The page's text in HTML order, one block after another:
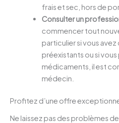
frais et sec, hors de
Consulter un
commencer tout
particulier si vous
préexistants ou si vous
médicaments, il est
médecin.
Profitez d’une offre
Ne laissez pas des problèmes